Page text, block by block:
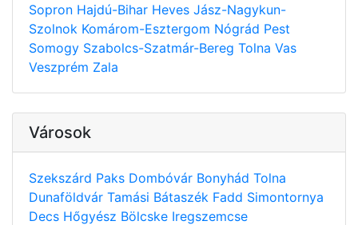
Sopron Hajdú-Bihar Heves Jász-Nagykun-
Szolnok Komárom-Esztergom Nógrád Pest
Somogy Szabolcs-Szatmár-Bereg Tolna Vas
Veszprém Zala
Városok
Szekszárd Paks Dombóvár Bonyhád Tolna
Dunaföldvár Tamási Bátaszék Fadd Simontornya
Decs Hőgyész Bölcske Iregszemcse